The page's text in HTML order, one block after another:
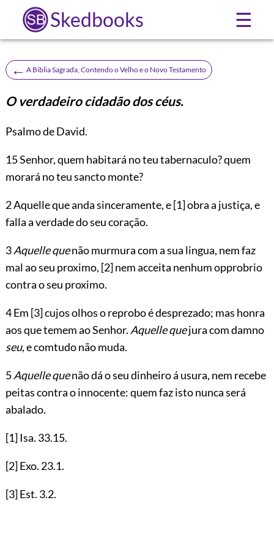
Skedbooks ☰
← A Biblia Sagrada, Contendo o Velho e o Novo Testamento
O verdadeiro cidadão dos céus.
Psalmo de David.
15Senhor, quem habitará no teu tabernaculo? quem
morará no teu sancto monte?
2 Aquelle que anda sinceramente, e[1]obra a justiça, e
falla a verdade do seu coração.
3Aquelle quenão murmura com a sua lingua, nem faz
mal ao seu proximo, [2]nem acceita nenhum opprobrio
contra o seu proximo.
4 Em [3]cujos olhos o reprobo é desprezado; mas honra
aos que temem ao Senhor. Aquelle quejura com damno
seu, e comtudo não muda.
5Aquelle quenão dá o seu dinheiro á usura, nem recebe
peitas contra o innocente: quem faz isto nunca será
abalado.
[1]Isa. 33.15.
[2]Exo. 23.1.
[3]Est. 3.2.